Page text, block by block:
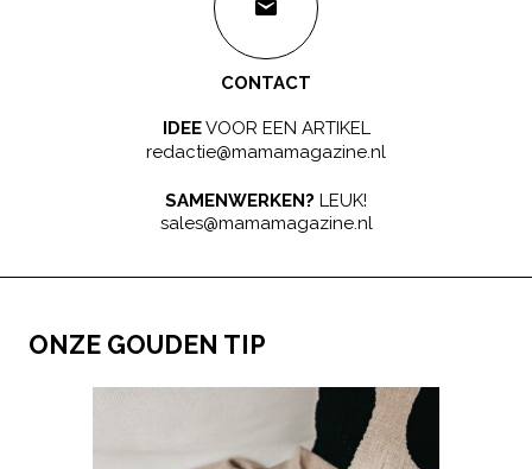
CONTACT
IDEEVOOR EEN ARTIKEL
redactie@mamamagazine.nl
SAMENWERKEN? LEUK!
sales@mamamagazine.nl
ONZE GOUDEN TIP